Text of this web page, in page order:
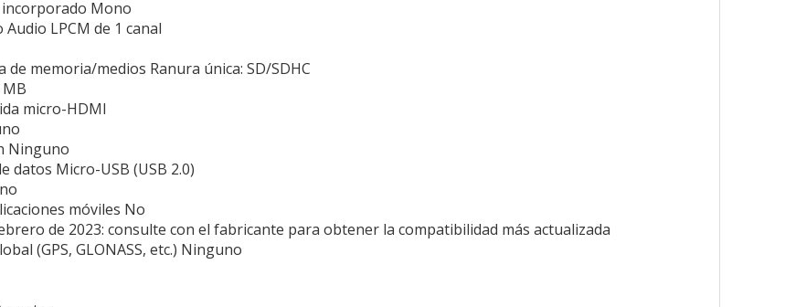
Mono
LPCM de 1 canal
de memoria/medios Ranura única: SD/SDHC
micro-HDMI
Ninguno
datos Micro-USB (USB 2.0)
móviles No
de 2023: consulte con el fabricante para obtener la compatibilidad más actualizada
(GPS, GLONASS, etc.) Ninguno